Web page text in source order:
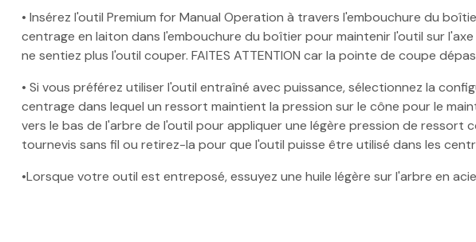
• Insérez l'outil Premium for Manual Operation à travers l'embouchure du
centrage en laiton dans l'embouchure du boîtier pour maintenir l'outil sur
ne sentiez plus l'outil couper. FAITES ATTENTION car la pointe de coupe
• Si vous préférez utiliser l'outil entraîné avec puissance, sélectionnez la
centrage dans lequel un ressort maintient la pression sur le cône pour le
vers le bas de l'arbre de l'outil pour appliquer une légère pression de
tournevis sans fil ou retirez-la pour que l'outil puisse être utilisé dans les
•Lorsque votre outil est entreposé, essuyez une huile légère sur l'arbre en